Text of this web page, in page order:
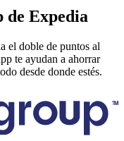
de Expedia
el doble de puntos al
te ayudan a ahorrar
desde donde estés.